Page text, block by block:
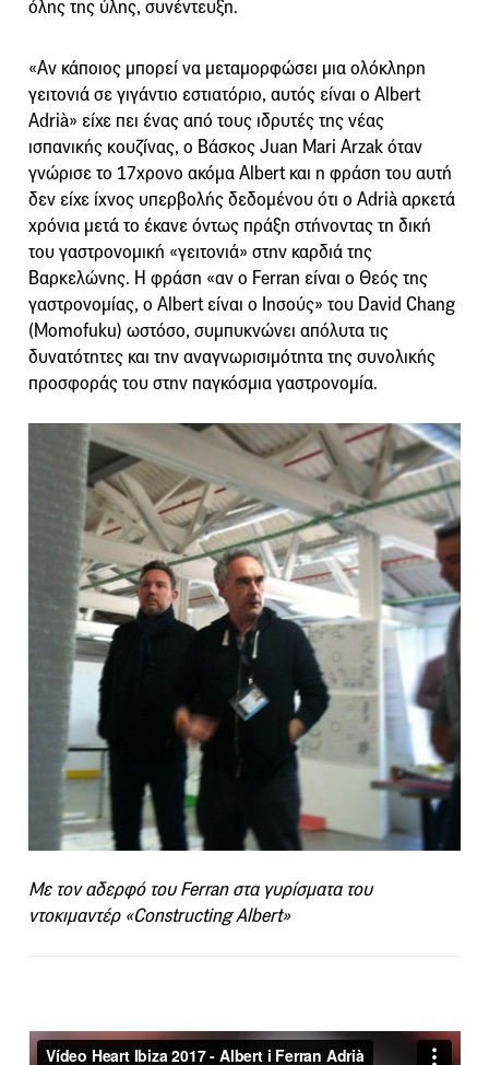
όλης της ύλης, συνέντευξη.
«Αν κάποιος μπορεί να μεταμορφώσει μια ολόκληρη
γειτονιά σε γιγάντιο εστιατόριο, αυτός είναι ο Albert
Adrià» είχε πει ένας από τους ιδρυτές της νέας
ισπανικής κουζίνας, ο Βάσκος Juan Mari Arzak όταν
γνώρισε το 17χρονο ακόμα Albert και η φράση του αυτή
δεν είχε ίχνος υπερβολής δεδομένου ότι ο Adrià αρκετά
χρόνια μετά το έκανε όντως πράξη στήνοντας τη δική
του γαστρονομική «γειτονιά» στην καρδιά της
Βαρκελώνης. Η φράση «αν ο Ferran είναι ο Θεός της
γαστρονομίας, ο Albert είναι ο Ιησούς» του David Chang
(Momofuku) ωστόσο, συμπυκνώνει απόλυτα τις
δυνατότητες και την αναγνωρισιμότητα της συνολικής
προσφοράς του στην παγκόσμια γαστρονομία.
Με τον αδερφό του Ferran στα γυρίσματα του
ντοκιμαντέρ «Constructing Albert»